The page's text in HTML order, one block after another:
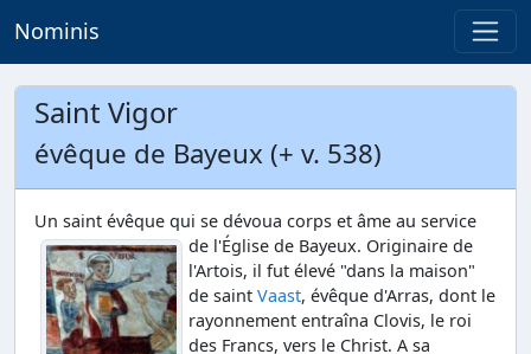
Nominis
Saint Vigor
évêque de Bayeux (+ v. 538)
Un saint évêque qui se dévoua corps et âme au service
de l'Église de Bayeux. Originaire de
l'Artois, il fut élevé "dans la maison"
de saint Vaast, évêque d'Arras, dont le
rayonnement entraîna Clovis, le roi
des Francs, vers le Christ. A sa